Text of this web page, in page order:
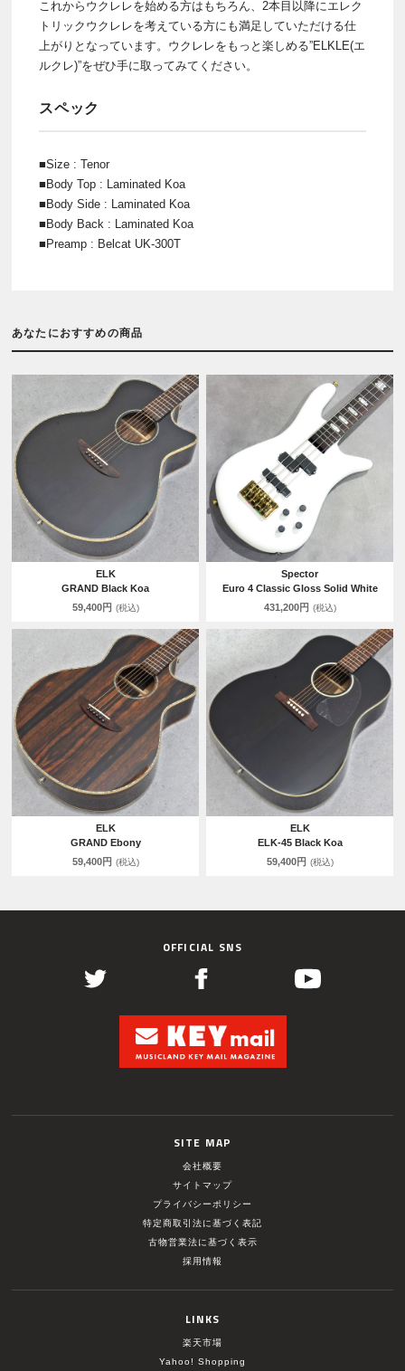
これからウクレレを始める方はもちろん、2本目以降にエレク
トリックウクレレを考えている方にも満足していただける仕
上がりとなっています。ウクレレをもっと楽しめる”ELKLE(エ
ルクレ)”をぜひ手に取ってみてください。
スペック
■Size : Tenor
■Body Top : Laminated Koa
■Body Side : Laminated Koa
■Body Back : Laminated Koa
■Preamp : Belcat UK-300T
あなたにおすすめの商品
ELK
GRAND Black Koa
59,400円 (税込)
Spector
Euro 4 Classic Gloss Solid White
431,200円 (税込)
ELK
GRAND Ebony
59,400円 (税込)
ELK
ELK-45 Black Koa
59,400円 (税込)
OFFICIAL SNS
SITE MAP
会社概要
サイトマップ
プライバシーポリシー
特定商取引法に基づく表記
古物営業法に基づく表示
採用情報
LINKS
楽天市場
Yahoo! Shopping